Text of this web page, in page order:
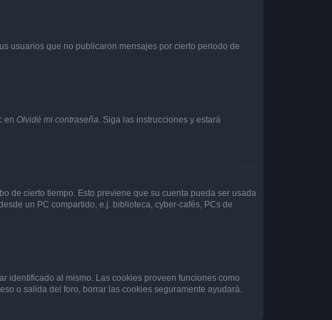
usuarios que no publicaron mensajes por cierto periodo de
en Olvidé mi contraseña. Siga las instrucciones y estará
de cierto tiempo. Esto previene que su cuenta pueda ser usada
un PC compartido, e.j. biblioteca, cyber-cafés, PCs de
identificado al mismo. Las cookies proveen funciones como
o salida del foro, borrar las cookies seguramente ayudará.